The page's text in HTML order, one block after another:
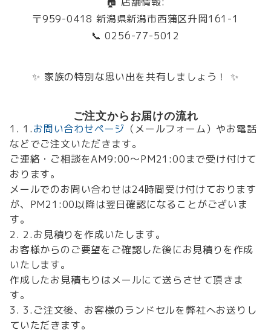
〒959-0418 新潟県新潟市西蒲区升岡161-1
📞 0256-77-5012
✨ 家族の特別な思い出を共有しましょう！ ✨
ご注文からお届けの流れ
1.お問い合わせページ （メールフォーム）やお電話
などでご注文いただきます。
ご連絡・ご相談をAM9:00～PM21:00まで受け付けて
おります。
メールでのお問い合わせは24時間受け付けております
が、PM21:00以降は翌日確認になることがございま
す。
2.お見積りを作成いたします。
お客様からのご要望をご確認した後にお見積りを作成
いたします。
作成したお見積もりはメールにて送らさせて頂きま
す。
3.ご注文後、お客様のランドセルを弊社へお送りし
ていただきます。